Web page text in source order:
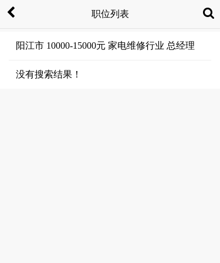
职位列表
阳江市 10000-15000元 家电维修行业 总经理
没有搜索结果！